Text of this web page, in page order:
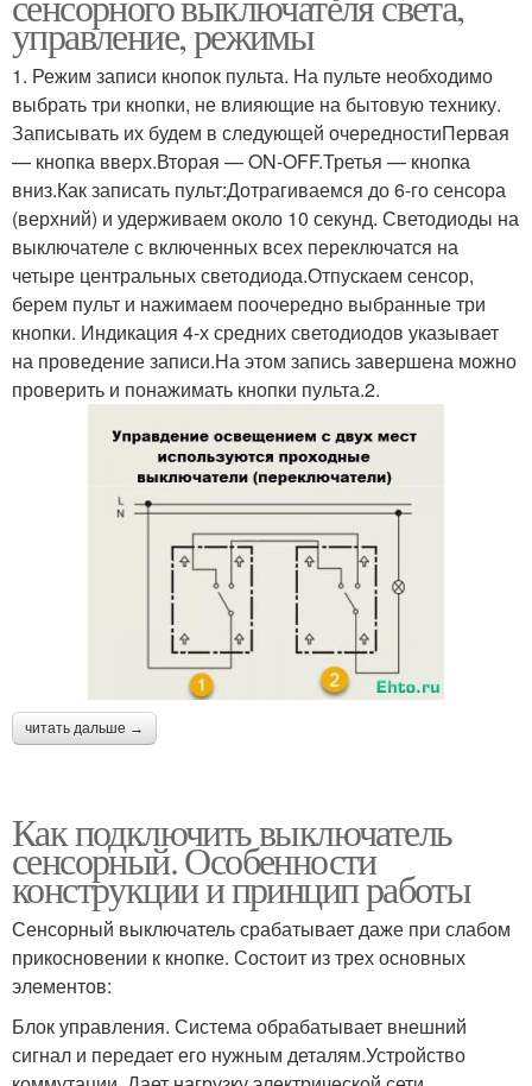
управление, режимы
1. Режим записи кнопок пульта. На пульте необходимо
выбрать три кнопки, не влияющие на бытовую технику.
Записывать их будем в следующей очередностиПервая
— кнопка вверх.Вторая — ON-OFF.Третья — кнопка
вниз.Как записать пульт:Дотрагиваемся до 6-го сенсора
(верхний) и удерживаем около 10 секунд. Светодиоды на
выключателе с включенных всех переключатся на
четыре центральных светодиода.Отпускаем сенсор,
берем пульт и нажимаем поочередно выбранные три
кнопки. Индикация 4-х средних светодиодов указывает
на проведение записи.На этом запись завершена можно
проверить и понажимать кнопки пульта.2.
читать дальше →
Как подключить выключатель
сенсорный. Особенности
конструкции и принцип работы
Сенсорный выключатель срабатывает даже при слабом
прикосновении к кнопке. Состоит из трех основных
элементов:
Блок управления. Система обрабатывает внешний
сигнал и передает его нужным деталям.Устройство